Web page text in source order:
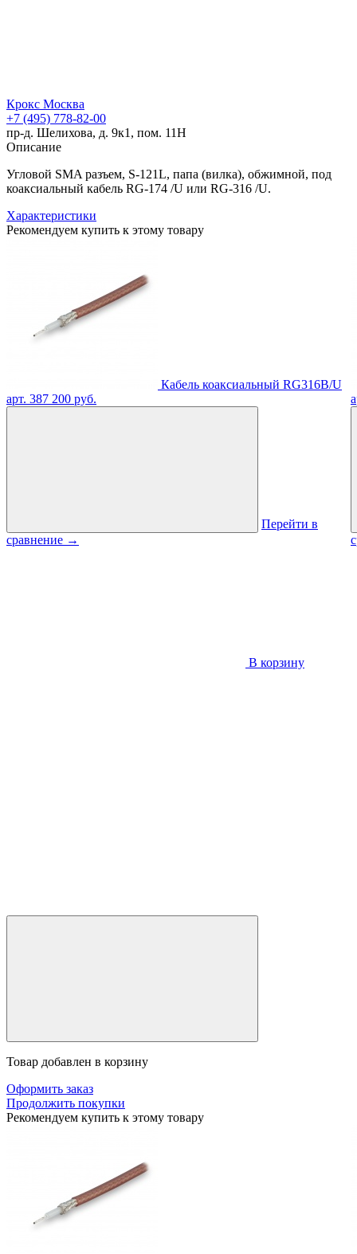
Крокс Москва
+7 (495) 778-82-00
пр-д. Шелихова, д. 9к1, пом. 11Н
Описание
Угловой SMA разъем, S-121L, папа (вилка), обжимной, под
коаксиальный кабель RG-174 /U или RG-316 /U.
Характеристики
Рекомендуем купить к этому товару
Кабель коаксиальный RG316B/U
арт. 387 200 руб.
Перейти в
сравнение →
В корзину
Товар добавлен в корзину
Оформить заказ
Продолжить покупки
Рекомендуем купить к этому товару